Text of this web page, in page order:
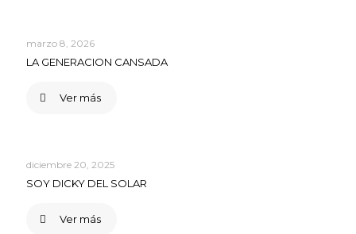
marzo 8, 2026
LA GENERACION CANSADA
Ver más
diciembre 20, 2025
SOY DICKY DEL SOLAR
Ver más